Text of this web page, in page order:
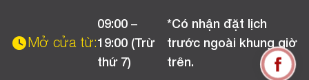
Chương trình khuyến mãi
Chính sách bảo hành
Mở cửa từ:
09:00 –
19:00 (Trừ
thứ 7)
*Có nhận đặt lịch
trước ngoài khung giờ
trên.